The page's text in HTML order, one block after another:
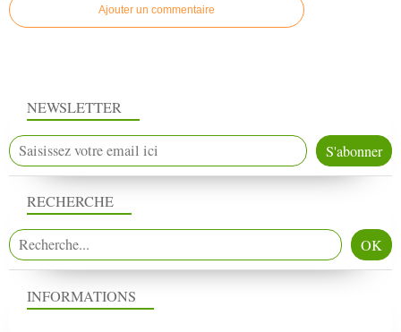
Ajouter un commentaire
NEWSLETTER
RECHERCHE
INFORMATIONS